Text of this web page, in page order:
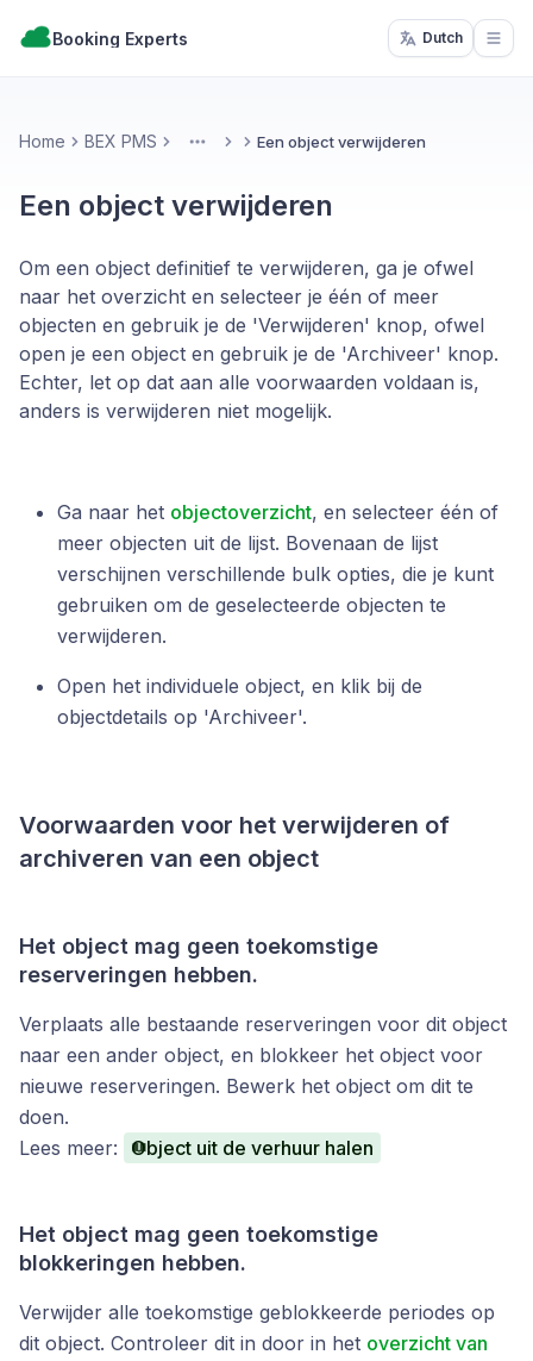
Booking Experts Dutch
Home BEX PMS More Een object verwijderen
Een object verwijderen
Om een object definitief te verwijderen, ga je ofwel
naar het overzicht en selecteer je één of meer
objecten en gebruik je de 'Verwijderen' knop, ofwel
open je een object en gebruik je de 'Archiveer' knop.
Echter, let op dat aan alle voorwaarden voldaan is,
anders is verwijderen niet mogelijk.
Ga naar het objectoverzicht, en selecteer één of
meer objecten uit de lijst. Bovenaan de lijst
verschijnen verschillende bulk opties, die je kunt
gebruiken om de geselecteerde objecten te
verwijderen.
Open het individuele object, en klik bij de
objectdetails op 'Archiveer'.
Voorwaarden voor het verwijderen of
archiveren van een object
Het object mag geen toekomstige
reserveringen hebben.
Verplaats alle bestaande reserveringen voor dit object
naar een ander object, en blokkeer het object voor
nieuwe reserveringen. Bewerk het object om dit te
doen.
Lees meer:
Object uit de verhuur halen
Het object mag geen toekomstige
blokkeringen hebben.
Verwijder alle toekomstige geblokkeerde periodes op
dit object. Controleer dit in door in het overzicht van